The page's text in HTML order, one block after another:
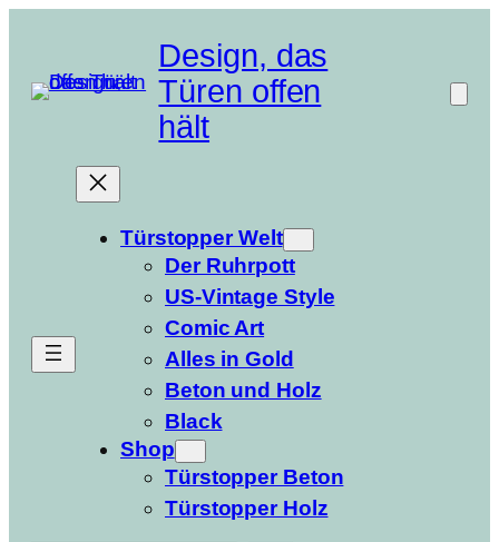
springen
Design, das
Türen offen
hält
Türstopper Welt
Der Ruhrpott
US-Vintage Style
Comic Art
Alles in Gold
Beton und Holz
Black
Shop
Türstopper Beton
Türstopper Holz